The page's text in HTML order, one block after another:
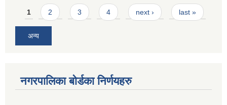
Pages
1 2 3 4 next › last »
अन्य
नगरपालिका बोर्डका निर्णयहरु